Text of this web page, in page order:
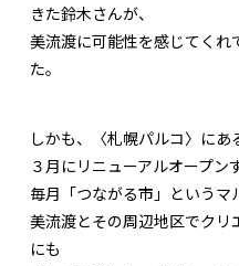
きた鈴木さんが、
美流渡に可能性を感じてくれ
た。
しかも、〈札幌パルコ〉に
３月にリニューアルオープン
毎月「つながる市」というマ
美流渡とその周辺地区でクリ
にも